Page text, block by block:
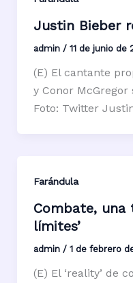
Justin Bieber
admin / 11 de junio de
(E) El cantante
y Conor
Foto: Twitter
Farándula
Combate, una
límites’
admin / 1 de febrero
(E) El ‘reality’ de